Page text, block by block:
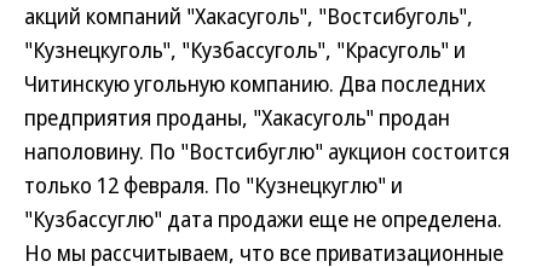
акций компаний "Хакасуголь", "Востсибуголь",
"Кузнецкуголь", "Кузбассуголь", "Красуголь" и
Читинскую угольную компанию. Два последних
предприятия проданы, "Хакасуголь" продан
наполовину. По "Востсибуглю" аукцион состоится
только 12 февраля. По "Кузнецкуглю" и
"Кузбассуглю" дата продажи еще не определена.
Но мы рассчитываем, что все приватизационные